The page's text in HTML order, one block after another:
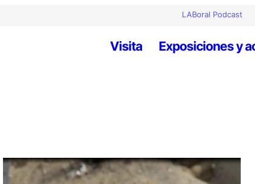
LABoral Podcast
Visita Exposiciones y